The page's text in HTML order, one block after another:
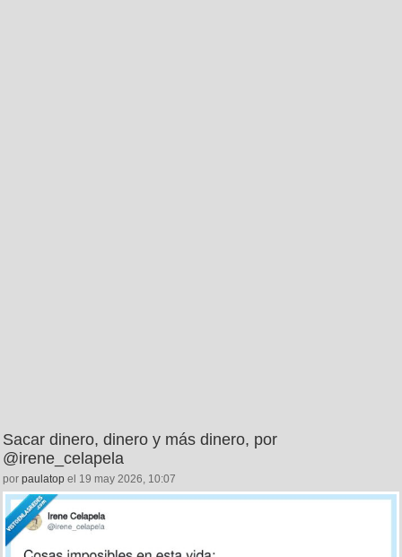
Sacar dinero, dinero y más dinero, por
@irene_celapela
por paulatop el 19 may 2026, 10:07